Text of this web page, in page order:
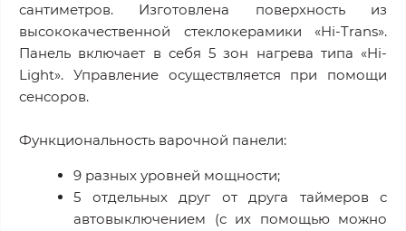
сантиметров. Изготовлена поверхность из
высококачественной стеклокерамики «Hi-Trans».
Панель включает в себя 5 зон нагрева типа «Hi-
Light». Управление осуществляется при помощи
сенсоров.
Функциональность варочной панели:
9 разных уровней мощности;
5 отдельных друг от друга таймеров с
автовыключением (с их помощью можно